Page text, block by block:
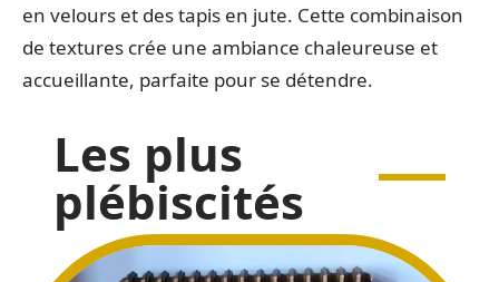
en velours et des tapis en jute. Cette combinaison
de textures crée une ambiance chaleureuse et
accueillante, parfaite pour se détendre.
Les plus
plébiscités